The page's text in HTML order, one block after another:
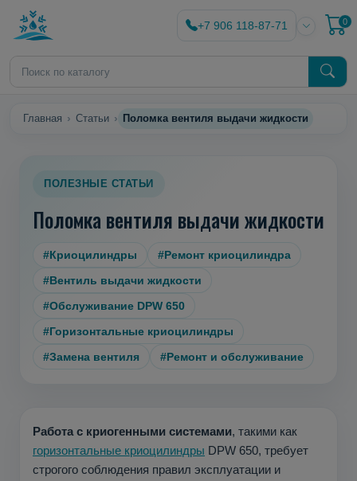
+7 906 118-87-71 0
Главная Статьи Поломка вентиля выдачи жидкости
ПОЛЕЗНЫЕ СТАТЬИ
Поломка вентиля выдачи жидкости
#Криоцилиндры
#Ремонт криоцилиндра
#Вентиль выдачи жидкости
#Обслуживание DPW 650
#Горизонтальные криоцилиндры
#Замена вентиля
#Ремонт и обслуживание
Работа с криогенными системами, такими как
горизонтальные криоцилиндры DPW 650, требует
строгого соблюдения правил эксплуатации и